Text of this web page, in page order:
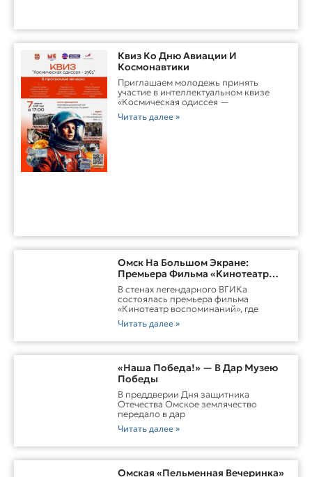
Квиз Ко Дню Авиации И
Космонавтики
Приглашаем молодежь принять
участие в интеллектуальном квизе
«Космическая одиссея —
Читать далее »
Омск На Большом Экране:
Премьера Фильма «Кинотеатр
Воспоминаний»
В стенах легендарного ВГИКа
состоялась премьера фильма
«Кинотеатр воспоминаний», где
Читать далее »
«Наша Победа!» — В Дар Музею
Победы
В преддверии Дня защитника
Отечества Омское землячество
передало в дар
Читать далее »
Омская «Пельменная Вечеринка»